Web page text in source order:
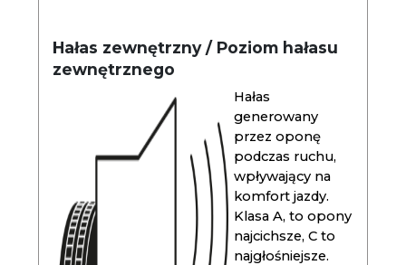
Hałas zewnętrzny / Poziom hałasu
zewnętrznego
Hałas
generowany
przez oponę
podczas ruchu,
wpływający na
komfort jazdy.
Klasa A, to opony
najcichsze, C to
najgłośniejsze.